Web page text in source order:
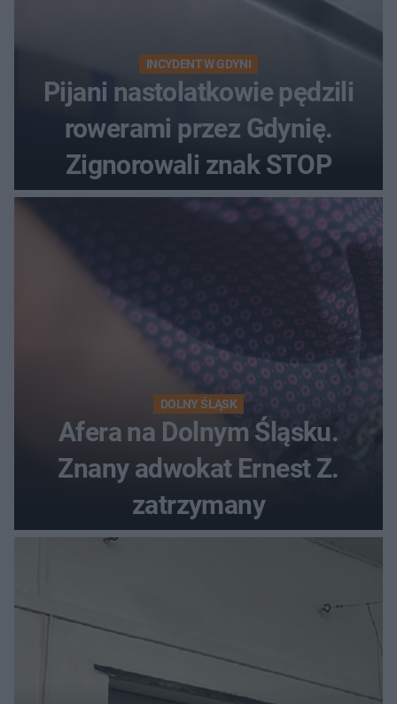
INCYDENT W GDYNI
Pijani nastolatkowie pędzili
rowerami przez Gdynię.
Zignorowali znak STOP
DOLNY ŚLĄSK
Afera na Dolnym Śląsku.
Znany adwokat Ernest Z.
zatrzymany